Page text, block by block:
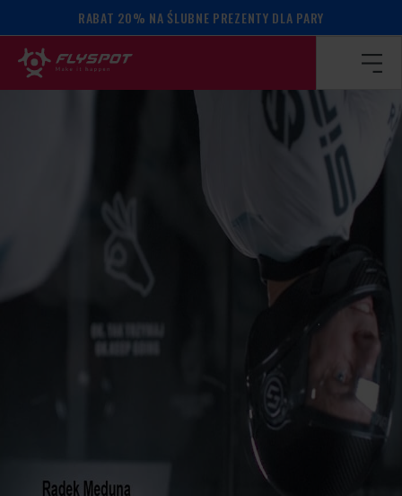
RABAT 20% NA ŚLUBNE PREZENTY DLA PARY
Strona główna / Kalendarz wydarzeń / Radek Meduna camp!